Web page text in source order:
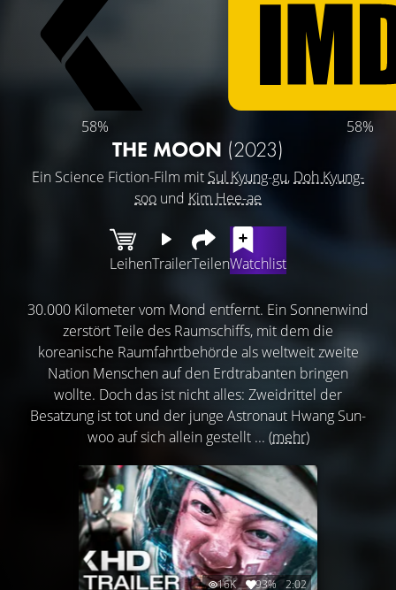
58% 58%
THE MOON (2023)
Ein Science Fiction-Film mit Sul Kyung-gu, Doh Kyung-
soo und Kim Hee-ae
LeihenTrailerTeilenWatchlist
30.000 Kilometer vom Mond entfernt. Ein Sonnenwind
zerstört Teile des Raumschiffs, mit dem die
koreanische Raumfahrtbehörde als weltweit zweite
Nation Menschen auf den Erdtrabanten bringen
wollte. Doch das ist nicht alles: Zweidrittel der
Besatzung ist tot und der junge Astronaut Hwang Sun-
woo auf sich allein gestellt ... (mehr)
16K 93% 2:02